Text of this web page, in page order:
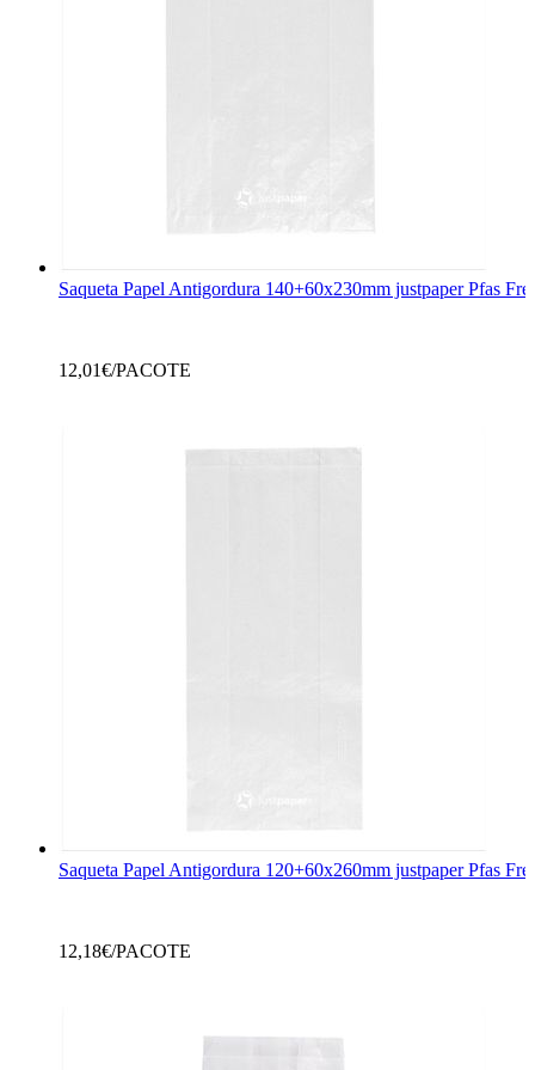
Saqueta Papel Antigordura 140+60x230mm justpaper Pfas
12,01€/PACOTE
Saqueta Papel Antigordura 120+60x260mm justpaper Pfas
12,18€/PACOTE